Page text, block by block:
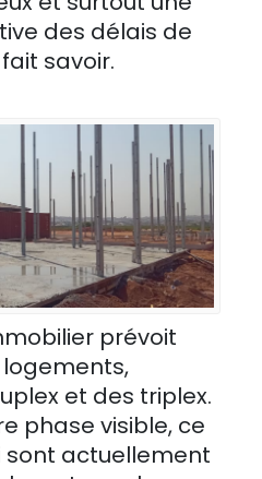
des délais de
savoir.
prévoit
et des triplex.
phase visible, ce
sont actuellement